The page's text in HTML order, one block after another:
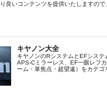
良いコンテンツを提供いたしますの
キヤノン大全
キヤノンのRシステムとEFシステ
APS-Cミラーレス、EF一眼レフ
ーム・単焦点・超望遠）をカテゴ